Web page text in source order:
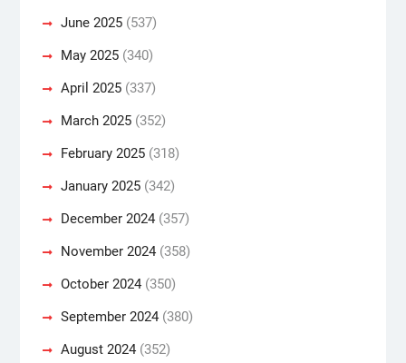
June 2025(537)
May 2025(340)
April 2025(337)
March 2025(352)
February 2025(318)
January 2025(342)
December 2024(357)
November 2024(358)
October 2024(350)
September 2024(380)
August 2024(352)